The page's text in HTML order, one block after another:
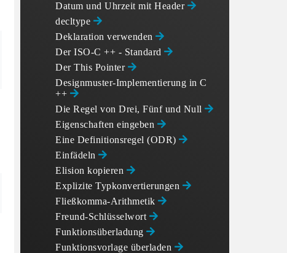
Datum und Uhrzeit mit Header
decltype
Deklaration verwenden
Der ISO-C ++ - Standard
Der This Pointer
Designmuster-Implementierung in C
++
Die Regel von Drei, Fünf und Null
Eigenschaften eingeben
Eine Definitionsregel (ODR)
Einfädeln
Elision kopieren
Explizite Typkonvertierungen
Fließkomma-Arithmetik
Freund-Schlüsselwort
Funktionsüberladung
Funktionsvorlage überladen